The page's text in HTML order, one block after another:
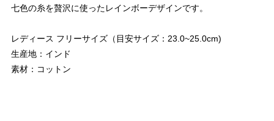
七色の糸を贅沢に使ったレインボーデザインです。
レディース フリーサイズ（目安サイズ：23.0~25.0cm)
生産地：インド
素材：コットン